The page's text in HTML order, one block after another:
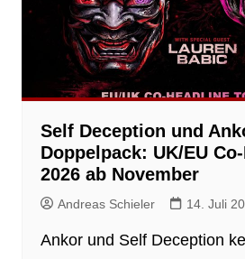
Self Deception und
Doppelpack: UK/EU
2026 ab November
Andreas Schieler 14. Juli
Ankor und Self Deception